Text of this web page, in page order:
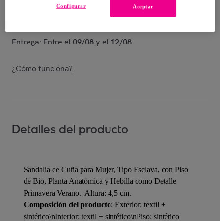
Entrega: Entre el 09/08y el 12/08
¿Cómo funciona?
Detalles del producto
Sandalia de Cuña para Mujer, Tipo Esclava, con Piso
de Bio, Planta Anatómica y Hebilla como Detalle
Primavera Verano.. Altura: 4,5 cm.
Composición del producto: Exterior: textil +
sintético\nInterior: textil + sintético\nPiso: sintético
Aceptar
Configurar